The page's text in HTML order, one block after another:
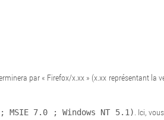
par « Firefox/x.xx » (x.xx représentant la
7.0 ; Windows NT 5.1). Ici,